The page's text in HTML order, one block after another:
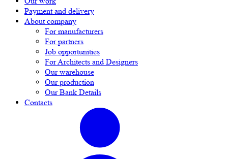
Payment and delivery
About company
For manufacturers
For partners
Job opportunities
For Architects and Designers
Our warehouse
Our production
Our Bank Details
Contacts